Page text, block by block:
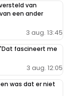
van
een ander
3 aug. 13:45
fascineert me
3 aug. 12:05
was dat er niet